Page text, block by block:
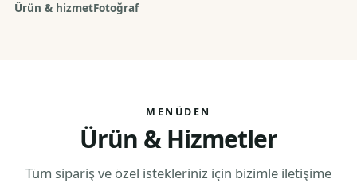
Ürün & hizmetFotoğraf
MENÜDEN
Ürün & Hizmetler
Tüm sipariş ve özel istekleriniz için bizimle iletişime